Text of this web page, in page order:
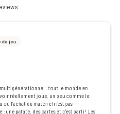
de jeu
: tout le monde en
réellement joué, un peu comme le
où l’achat du matériel n’est pas
une patate, des cartes et c’est parti ! Les